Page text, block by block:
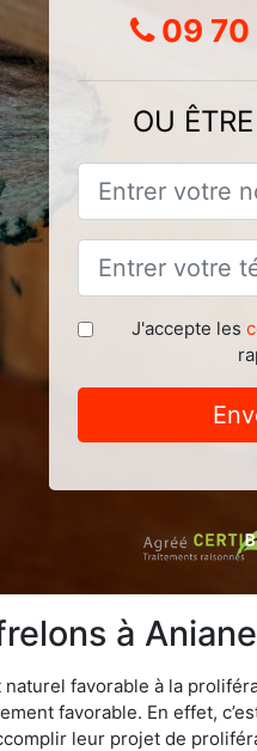
09 70
OU
J'accepte les
à
favorable à la
favorable. En effet,
leur projet de